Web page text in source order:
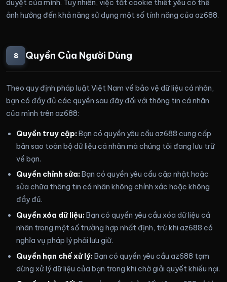
duyệt của mình. Tuy nhiên, việc tắt cookie thiết yếu có thể
ảnh hưởng đến khả năng sử dụng một số tính năng của az688.
8 Quyền Của Người Dùng
Theo quy định pháp luật Việt Nam về bảo vệ dữ liệu cá nhân,
bạn có đầy đủ các quyền sau đây đối với thông tin cá nhân
của mình trên az688:
Quyền truy cập:Bạn có quyền yêu cầu az688 cung cấp
bản sao toàn bộ dữ liệu cá nhân mà chúng tôi đang lưu trữ
về bạn.
Quyền chỉnh sửa: Bạn có quyền yêu cầu cập nhật hoặc
sửa chữa thông tin cá nhân không chính xác hoặc không
đầy đủ.
Quyền xóa dữ liệu:Bạn có quyền yêu cầu xóa dữ liệu cá
nhân trong một số trường hợp nhất định, trừ khi az688 có
nghĩa vụ pháp lý phải lưu giữ.
Quyền hạn chế xử lý:Bạn có quyền yêu cầu az688 tạm
dừng xử lý dữ liệu của bạn trong khi chờ giải quyết khiếu nại.